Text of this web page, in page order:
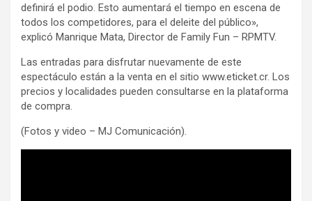
definirá el podio. Esto aumentará el tiempo en escena de
todos los competidores, para el deleite del público»,
explicó Manrique Mata, Director de Family Fun – RPMTV.
Las entradas para disfrutar nuevamente de este
espectáculo están a la venta en el sitio www.eticket.cr. Los
precios y localidades pueden consultarse en la plataforma
de compra.
(Fotos y video – MJ Comunicación).